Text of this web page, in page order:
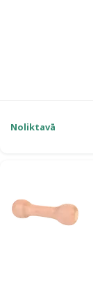
Noliktavā